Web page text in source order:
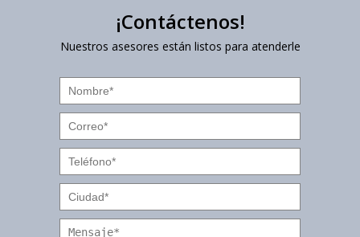
¡Contáctenos!
Nuestros asesores están listos para atenderle